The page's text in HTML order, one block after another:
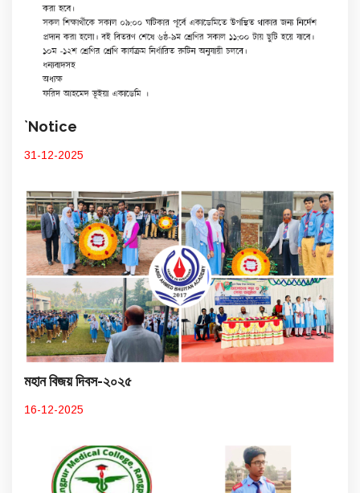
`Notice
31-12-2025
মহান বিজয় দিবস-২০২৫
16-12-2025